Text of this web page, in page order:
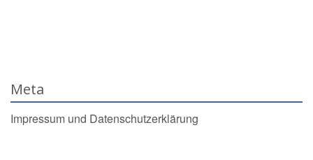
Meta
Impressum und Datenschutzerklärung